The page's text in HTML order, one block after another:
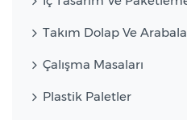
Takım Dolap Ve
Çalışma Masaları
Plastik Paletler